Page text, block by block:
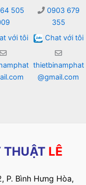
505
với tôi
0903 679
355
Chat với tôi
thietbinamphat
@gmail.com
THUẬT LÊ
P. Bình Hưng Hòa,